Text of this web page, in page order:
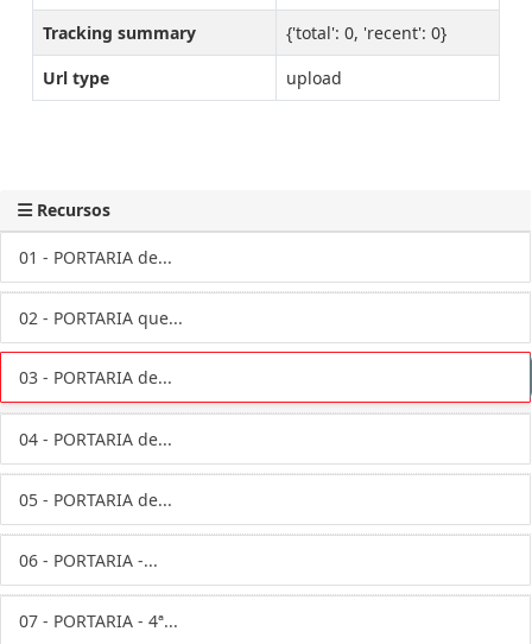
Recursos
01 - PORTARIA de...
02 - PORTARIA que...
03 - PORTARIA de...
04 - PORTARIA de...
05 - PORTARIA de...
06 - PORTARIA -...
07 - PORTARIA - 4ª...
Tracking summary
{'total': 0, 'recent': 0}
Url type
upload